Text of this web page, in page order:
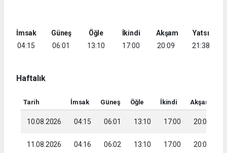
İmsak
04:15
Güneş
06:01
Öğle
13:10
İkindi
17:00
Akşam
20:09
Yatsı
21:38
Haftalık
Tarih İmsak Güneş Öğle İkindi Akşam
10.08.2026 04:15 06:01 13:10 17:00 20:09
11.08.2026 04:16 06:02 13:10 17:00 20:08